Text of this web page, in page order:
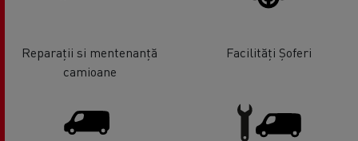
Reparații si mentenanță
camioane
Facilități Șoferi